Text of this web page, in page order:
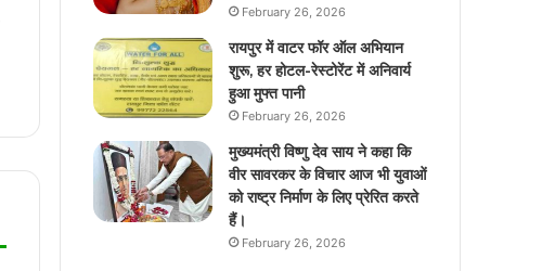
February 26, 2026
रायपुर में वाटर फॉर ऑल अभियान
शुरू, हर होटल-रेस्टोरेंट में अनिवार्य
हुआ मुफ्त पानी
February 26, 2026
मुख्यमंत्री विष्णु देव साय ने कहा कि
वीर सावरकर के विचार आज भी युवाओं
को राष्ट्र निर्माण के लिए प्रेरित करते
हैं।
February 26, 2026